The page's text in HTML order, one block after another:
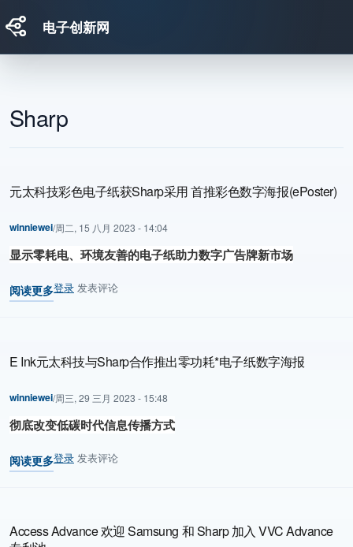
电子创新网
Sharp
元太科技彩色电子纸获Sharp采用 首推彩色数字海报(ePoster)
winniewei/周二, 15 八月 2023 - 14:04
显示零耗电、环境友善的电子纸助力数字广告牌新市场
阅读更多
关于 元太科技彩色电子纸获Sharp采用 首推彩色数字海报(ePoster)
登录 发表评论
E Ink元太科技与Sharp合作推出零功耗*电子纸数字海报
winniewei/周三, 29 三月 2023 - 15:48
彻底改变低碳时代信息传播方式
阅读更多
关于 E Ink元太科技与Sharp合作推出零功耗*电子纸数字海报
登录 发表评论
Access Advance 欢迎 Samsung 和 Sharp 加入 VVC Advance